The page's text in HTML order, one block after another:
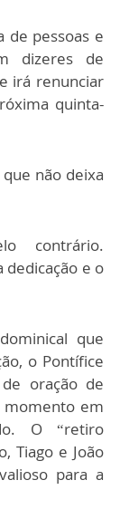
de pessoas e
dizeres de
irá renunciar
quinta-
não deixa
contrário.
dedicação e o
que
o Pontífice
oração de
momento em
O “retiro
Tiago e João
para a